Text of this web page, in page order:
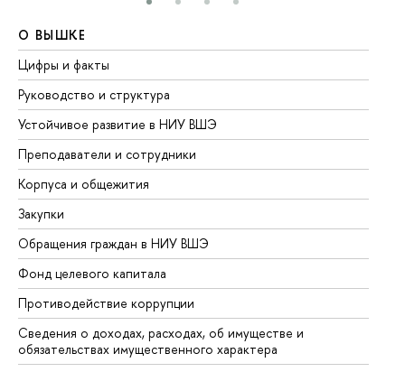
О ВЫШКЕ
Цифры и факты
Руководство и структура
Устойчивое развитие в НИУ ВШЭ
Преподаватели и сотрудники
Корпуса и общежития
Закупки
Обращения граждан в НИУ ВШЭ
Фонд целевого капитала
Противодействие коррупции
Сведения о доходах, расходах, об имуществе и
обязательствах имущественного характера